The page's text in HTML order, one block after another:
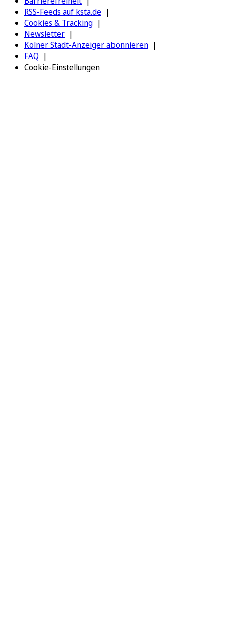
RSS-Feeds auf ksta.de
Cookies & Tracking
Newsletter
Kölner Stadt-Anzeiger abonnieren
FAQ
Cookie-Einstellungen